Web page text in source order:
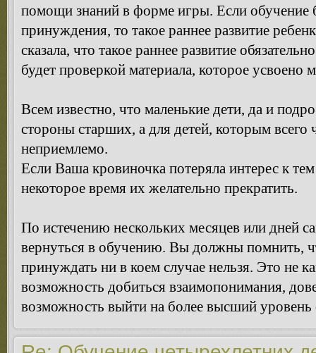
помощи знаний в форме игры. Если обучение
принуждения, то такое раннее развитие
сказала, что такое раннее развитие
будет проверкой материала, которое
Всем известно, что маленькие дети, да и
стороны старших, а для детей, которым всего
неприемлемо.
Если Ваша кровиночка потеряла интерес к
некоторое время их желательно прекратить.
По истечению нескольких месяцев или дней
вернуться в обучению. Вы должны помнить,
принуждать ни в коем случае нельзя. Это не
возможность добиться взаимопонимания,
возможность выйти на более высший